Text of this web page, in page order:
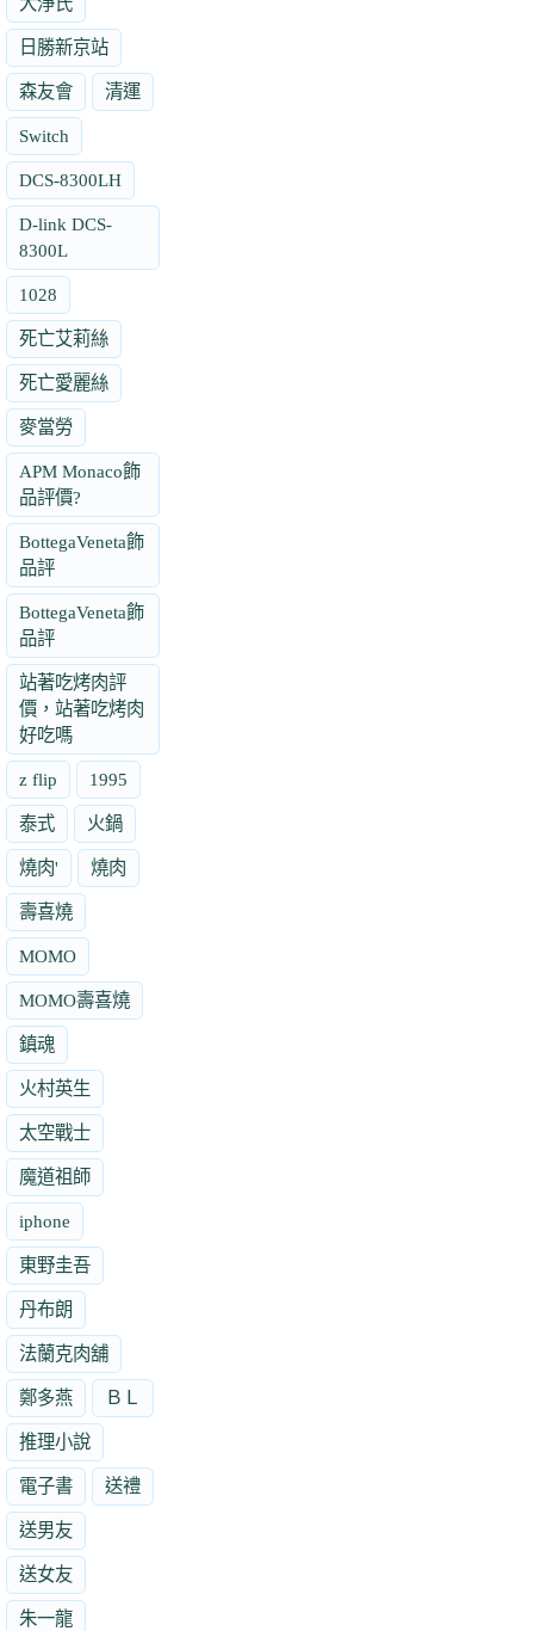
日勝新京站
森友會 清運
Switch
DCS-8300LH
D-link DCS-
8300L
1028
死亡艾莉絲
死亡愛麗絲
麥當勞
APM Monaco飾
品評價?
BottegaVeneta飾
品評
BottegaVeneta飾
品評
站著吃烤肉評
價，站著吃烤肉
好吃嗎
z flip 1995
泰式 火鍋
燒肉' 燒肉
壽喜燒
MOMO
MOMO壽喜燒
鎮魂
火村英生
太空戰士
魔道祖師
iphone
東野圭吾
丹布朗
法蘭克肉舖
鄭多燕 ＢＬ
推理小說
電子書 送禮
送男友
送女友
朱一龍